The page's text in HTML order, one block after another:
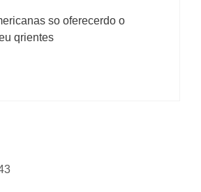
so oferecerdo o
qrientes